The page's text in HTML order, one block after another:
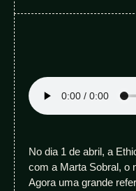
No dia 1 de abril, a
com a Marta Sobral, o
Agora uma grande